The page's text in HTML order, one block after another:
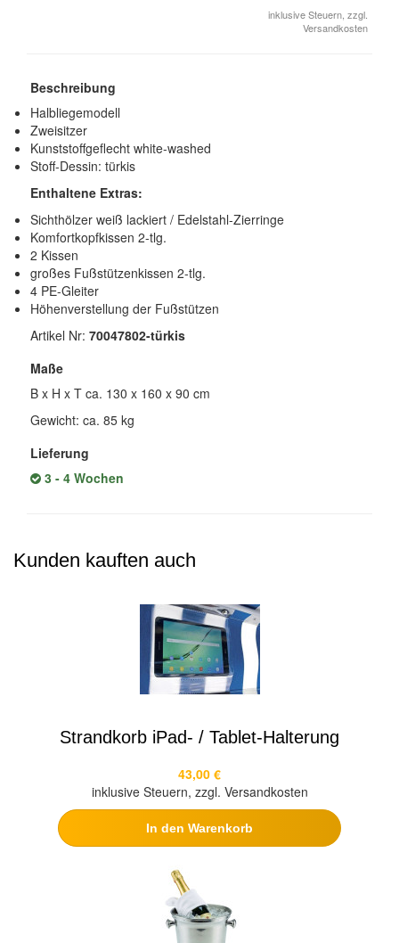
inklusive Steuern, zzgl.
Versandkosten
Beschreibung
Halbliegemodell
Zweisitzer
Kunststoffgeflecht white-washed
Stoff-Dessin: türkis
Enthaltene Extras:
Sichthölzer weiß lackiert / Edelstahl-Zierringe
Komfortkopfkissen 2-tlg.
2 Kissen
großes Fußstützenkissen 2-tlg.
4 PE-Gleiter
Höhenverstellung der Fußstützen
Artikel Nr: 70047802-türkis
Maße
B x H x T ca. 130 x 160 x 90 cm
Gewicht: ca. 85 kg
Lieferung
3 - 4 Wochen
Kunden kauften auch
Strandkorb iPad- / Tablet-Halterung
43,00 €
inklusive Steuern, zzgl. Versandkosten
In den Warenkorb